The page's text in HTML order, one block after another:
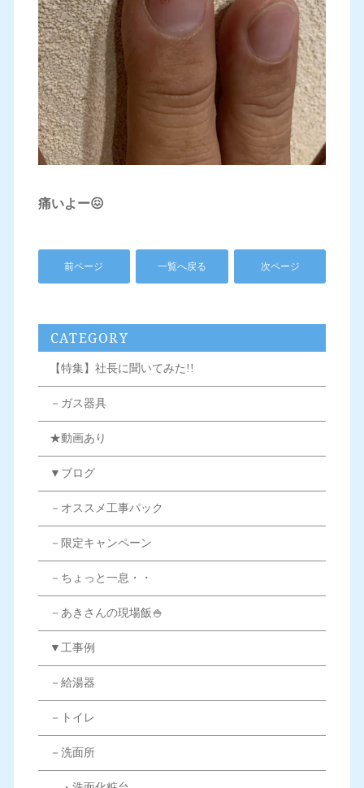
痛いよー😖
前ページ 一覧へ戻る 次ページ
CATEGORY
【特集】社長に聞いてみた!!
－ガス器具
★動画あり
▼ブログ
－オススメ工事パック
－限定キャンペーン
－ちょっと一息・・
－あきさんの現場飯🍚
▼工事例
－給湯器
－トイレ
－洗面所